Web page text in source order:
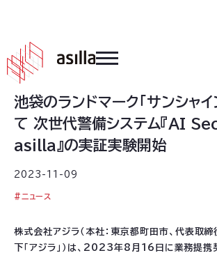
2023 .
池袋のランドマーク「サンシャイ
て 次世代警備システム『AI
asilla』の実証実験開始
2023-11-09
# ニュース
株式会社アジラ（本社：東京都町田市、代表取
下「アジラ」）は、2023年8月16日に業務提携